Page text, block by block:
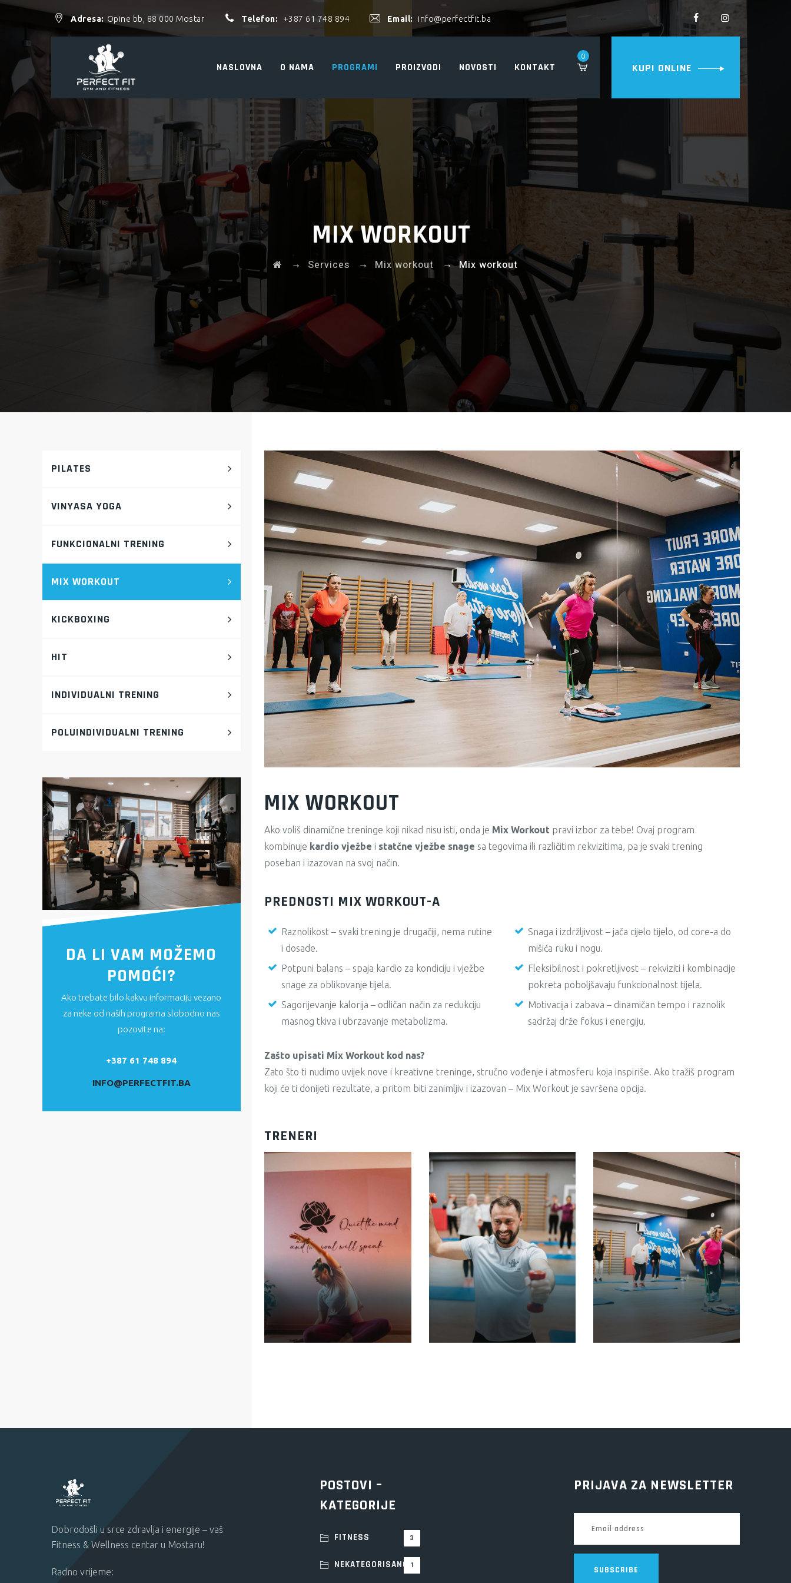
Adresa: Opine bb, 88 000 Mostar Telefon: +387 61 748 894 Email: info@perfectfit.ba
0
NASLOVNA O NAMA PROGRAMI PROIZVODI NOVOSTI KONTAKT KUPI ONLINE
MIX WORKOUT
→ Services → Mix workout →Mix workout
MIX WORKOUT
Ako voliš dinamične treninge koji nikad nisu isti, onda je Mix Workout pravi izbor za tebe! Ovaj program
kombinuje kardio vježbe i statčne vježbe snage sa tegovima ili različitim rekvizitima, pa je svaki trening
poseban i izazovan na svoj način.
PREDNOSTI MIX WORKOUT-A
Raznolikost – svaki trening je drugačiji, nema rutine
i dosade.
Potpuni balans – spaja kardio za kondiciju i vježbe
snage za oblikovanje tijela.
Sagorijevanje kalorija – odličan način za redukciju
masnog tkiva i ubrzavanje metabolizma.
Snaga i izdržljivost – jača cijelo tijelo, od core-a do
mišića ruku i nogu.
Fleksibilnost i pokretljivost – rekviziti i kombinacije
pokreta poboljšavaju funkcionalnost tijela.
Motivacija i zabava – dinamičan tempo i raznolik
sadržaj drže fokus i energiju.
Zašto upisati Mix Workout kod nas?
Zato što ti nudimo uvijek nove i kreativne treninge, stručno vođenje i atmosferu koja inspiriše. Ako tražiš program
koji će ti donijeti rezultate, a pritom biti zanimljiv i izazovan – Mix Workout je savršena opcija.
TRENERI
EDINA VOLJEVICA,
MA EKONOMIJE I
UČITELJICA
VINYASA YOGE
ADNAN ADEMOVIĆ,
AMILA STRANJAK
ĆORIĆ, MAGISTAR
SPORTA –
PROFESOR
TJELESNOG I
ZDRAVSTVENOG
ODGOJA, FITNESS
PILATES
VINYASA YOGA
FUNKCIONALNI TRENING
MIX WORKOUT
KICKBOXING
HIT
INDIVIDUALNI TRENING
POLUINDIVIDUALNI TRENING
DA LI VAM MOŽEMO
POMOĆI?
Ako trebate bilo kakvu informaciju vezano
za neke od naših programa slobodno nas
pozovite na:
+387 61 748 894
INFO@PERFECTFIT.BA
Dobrodošli u srce zdravlja i energije – vaš
Fitness & Wellness centar u Mostaru!
Radno vrijeme:
POSTOVI –
KATEGORIJE
FITNESS 3
NEKATEGORISANO 1
PRIJAVA ZA NEWSLETTER
SUBSCRIBE